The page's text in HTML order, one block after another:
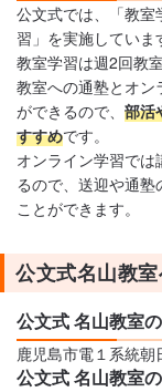
公文式では、「教
習」を実施していま
教室学習は週2回教
教室への通塾とオン
ができるので、 部活
すすめです。
オンライン学習で
るので、送迎や通
ことができます。
公文式名山教
公文式 名山教室
鹿児島市電１系統
公文式 名山教室